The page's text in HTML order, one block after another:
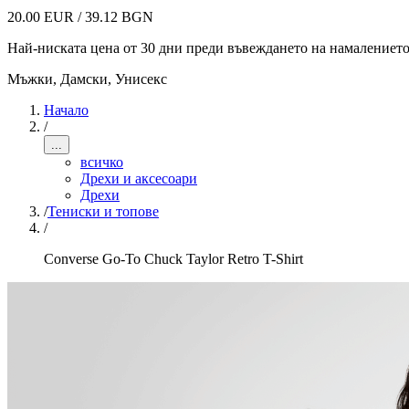
20.00 EUR / 39.12 BGN
Най-ниската цена от 30 дни преди въвеждането на намалението
Мъжки, Дамски, Унисекс
Начало
/
...
всичко
Дрехи и аксесоари
Дрехи
/Тениски и топове
/
Converse Go-To Chuck Taylor Retro T-Shirt